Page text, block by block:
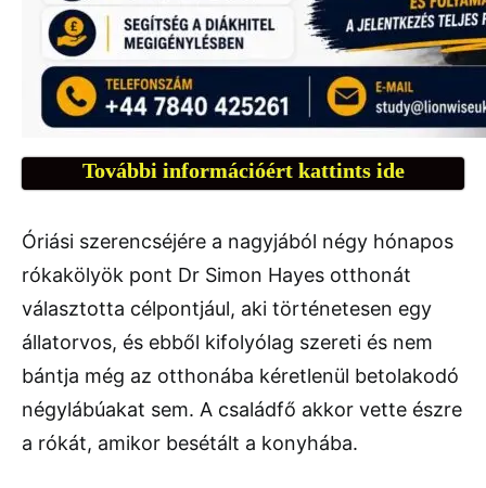
További információért kattints ide
Óriási szerencséjére a nagyjából négy hónapos
rókakölyök pont Dr Simon Hayes otthonát
választotta célpontjául, aki történetesen egy
állatorvos, és ebből kifolyólag szereti és nem
bántja még az otthonába kéretlenül betolakodó
négylábúakat sem. A családfő akkor vette észre
a rókát, amikor besétált a konyhába.